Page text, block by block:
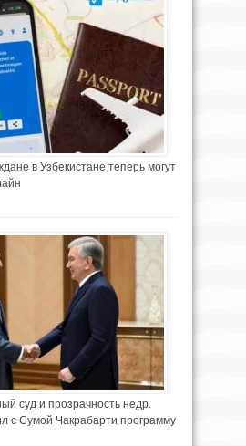
в Узбекистане теперь могут
суд и прозрачность недр.
с Сумой Чакрабарти программу